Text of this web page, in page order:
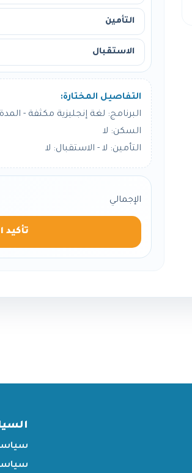
التأمين
الاستقبال
التفاصيل المختارة:
البرنامج: لغة إنجليزية مكثفة - المدة: 8
السكن: لا
التأمين: لا - الاستقبال: لا
الإجمالي
تأكيد